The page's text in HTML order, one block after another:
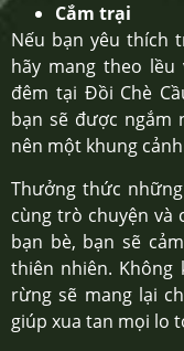
Cắm trại
Nếu bạn yêu thích
hãy mang theo
đêm tại Đồi Chè
bạn sẽ được ngắm
nên một khung
Thưởng thức
cùng trò chuyện và
bạn bè, bạn sẽ
thiên nhiên.
rừng sẽ mang lại
giúp xua tan mọi lo